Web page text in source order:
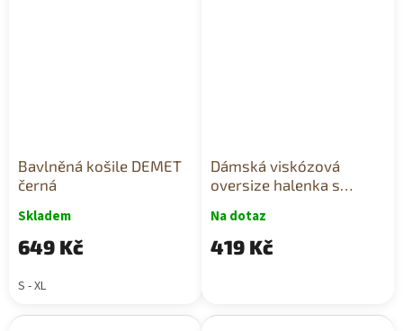
Bavlněná košile DEMET
černá
Skladem
649 Kč
S - XL
Dámská viskózová
oversize halenka s
kulatým výstřihem fango
Na dotaz
419 Kč